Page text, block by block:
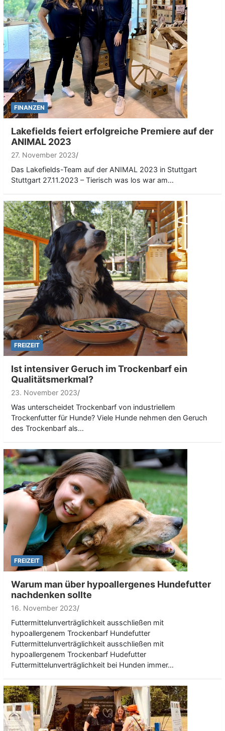
FINANZEN
Lakefields feiert erfolgreiche Premiere auf der
ANIMAL 2023
27. November 2023
Das Lakefields-Team auf der ANIMAL 2023 in Stuttgart
Stuttgart 27.11.2023 – Tierisch was los war am…
FREIZEIT
Ist intensiver Geruch im Trockenbarf ein
Qualitätsmerkmal?
23. November 2023
Was unterscheidet Trockenbarf von industriellem
Trockenfutter für Hunde? Viele Hunde nehmen den Geruch
des Trockenbarf als…
FREIZEIT
Warum man über hypoallergenes Hundefutter
nachdenken sollte
16. November 2023
Futtermittelunverträglichkeit ausschließen mit
hypoallergenem Trockenbarf Hundefutter
Futtermittelunverträglichkeit ausschließen mit
hypoallergenem Trockenbarf Hudefutter
Futtermittelunverträglichkeit bei Hunden immer…